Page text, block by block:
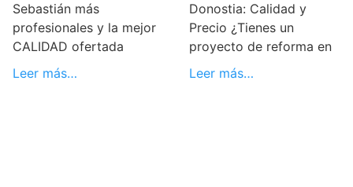
Sebastián más
profesionales y la mejor
CALIDAD ofertada
Leer más…
Donostia: Calidad y
Precio ¿Tienes un
proyecto de reforma en
Leer más…